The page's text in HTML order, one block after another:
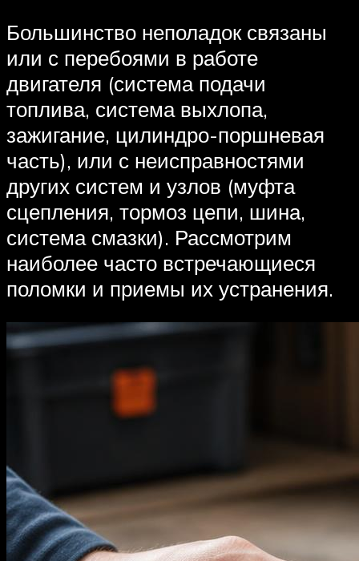
Большинство неполадок связаны
или с перебоями в работе
двигателя (система подачи
топлива, система выхлопа,
зажигание, цилиндро-поршневая
часть), или с неисправностями
других систем и узлов (муфта
сцепления, тормоз цепи, шина,
система смазки). Рассмотрим
наиболее часто встречающиеся
поломки и приемы их устранения.